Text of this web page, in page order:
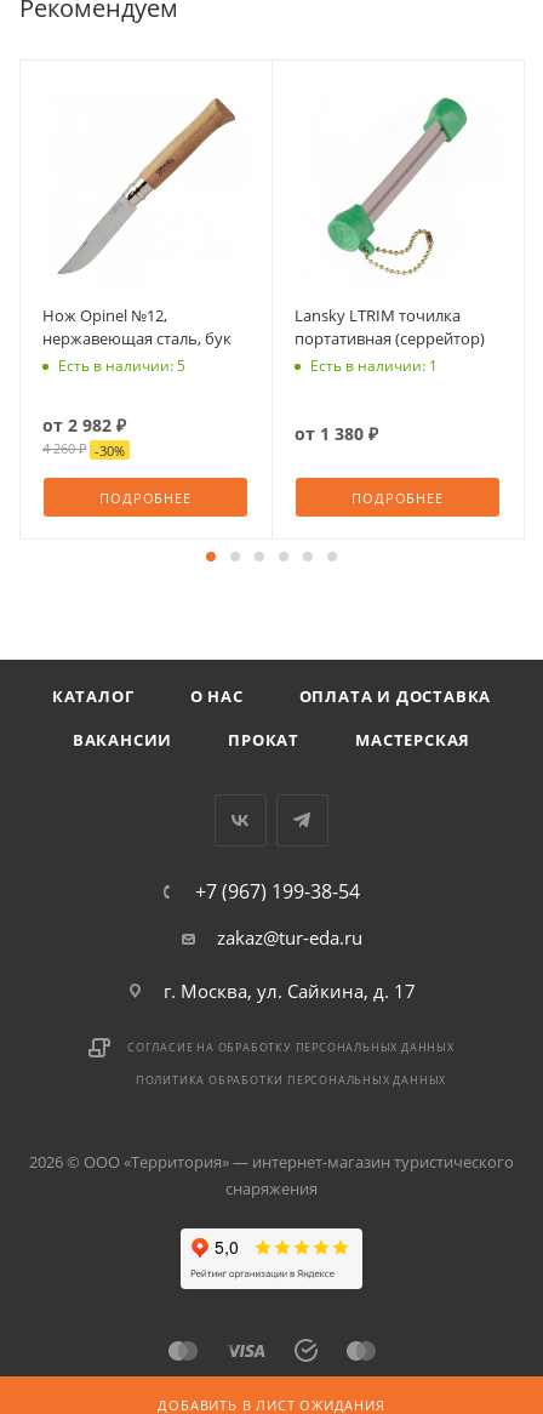
ДОБАВИТЬ В ЛИСТ ОЖИДАНИЯ
Рекомендуем
Нож Opinel №12,
нержавеющая сталь, бук
Есть в наличии: 5
от 2 982 ₽
4 260 ₽ -30%
ПОДРОБНЕЕ
Lansky LTRIM точилка
портативная (cеррейтор)
Есть в наличии: 1
от 1 380 ₽
ПОДРОБНЕЕ
КАТАЛОГ О НАС
ОПЛАТА И ДОСТАВКА
ВАКАНСИИ
ПРОКАТ МАСТЕРСКАЯ
+7 (967) 199-38-54
zakaz@tur-eda.ru
г. Москва, ул. Сайкина, д. 17
СОГЛАСИЕ НА ОБРАБОТКУ ПЕРСОНАЛЬНЫХ ДАННЫХ
ПОЛИТИКА ОБРАБОТКИ ПЕРСОНАЛЬНЫХ ДАННЫХ
2026 © ООО «Территория» — интернет-магазин туристического
снаряжения